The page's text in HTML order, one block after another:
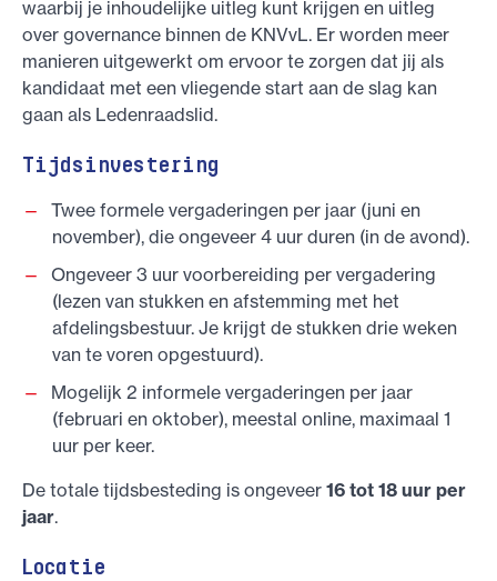
waarbij je inhoudelijke uitleg kunt krijgen en uitleg
over governance binnen de KNVvL. Er worden meer
manieren uitgewerkt om ervoor te zorgen dat jij als
kandidaat met een vliegende start aan de slag kan
gaan als Ledenraadslid.
Tijdsinvestering
Twee formele vergaderingen per jaar (juni en
november), die ongeveer 4 uur duren (in de avond).
Ongeveer 3 uur voorbereiding per vergadering
(lezen van stukken en afstemming met het
afdelingsbestuur. Je krijgt de stukken drie weken
van te voren opgestuurd).
Mogelijk 2 informele vergaderingen per jaar
(februari en oktober), meestal online, maximaal 1
uur per keer.
De totale tijdsbesteding is ongeveer 16 tot 18 uur per
jaar.
Locatie